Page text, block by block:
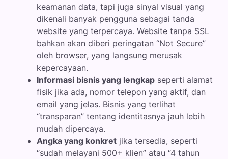
keamanan data, tapi juga sinyal visual yang
dikenali banyak pengguna sebagai tanda
website yang terpercaya. Website tanpa SSL
bahkan akan diberi peringatan “Not Secure”
oleh browser, yang langsung merusak
kepercayaan.
Informasi bisnis yang lengkap seperti alamat
fisik jika ada, nomor telepon yang aktif, dan
email yang jelas. Bisnis yang terlihat
“transparan” tentang identitasnya jauh lebih
mudah dipercaya.
Angka yang konkret jika tersedia, seperti
“sudah melayani 500+ klien” atau “4 tahun